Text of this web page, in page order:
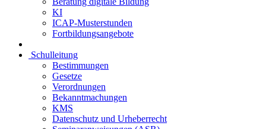
KI
ICAP-Musterstunden
Fortbildungsangebote
Schulleitung
Bestimmungen
Gesetze
Verordnungen
Bekanntmachungen
KMS
Datenschutz und Urheberrecht